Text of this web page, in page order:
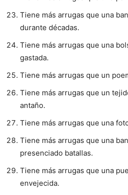
Tiene más arrugas que una
durante décadas.
Tiene más arrugas que una
gastada.
Tiene más arrugas que un
Tiene más arrugas que un
antaño.
Tiene más arrugas que una
Tiene más arrugas que una
presenciado batallas.
Tiene más arrugas que una
envejecida.